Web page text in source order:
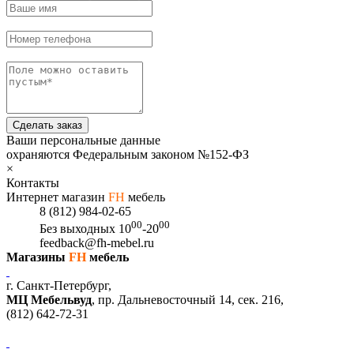
Сделать заказ
Ваши персональные данные
охраняются Федеральным законом №152-ФЗ
×
Контакты
Интернет магазин FH мебель
8 (812) 984-02-65
Без выходных 1000-2000
feedback@fh-mebel.ru
Магазины FHмебель
г. Санкт-Петербург,
МЦ Мебельвуд, пр. Дальневосточный 14, сек. 216,
(812) 642-72-31